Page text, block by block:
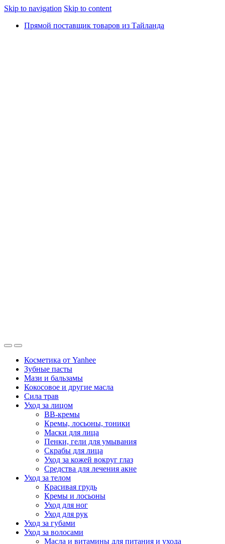
Skip to navigation Skip to content
Прямой поставщик товаров из Тайланда
Косметика от Yanhee
Зубные пасты
Мази и бальзамы
Кокосовое и другие масла
Сила трав
Уход за лицом
BB-кремы
Кремы, лосьоны, тоники
Маски для лица
Пенки, гели для умывания
Скрабы для лица
Уход за кожей вокруг глаз
Средства для лечения акне
Уход за телом
Красивая грудь
Кремы и лосьоны
Уход для ног
Уход для рук
Уход за губами
Уход за волосами
Масла и витамины для питания и ухода